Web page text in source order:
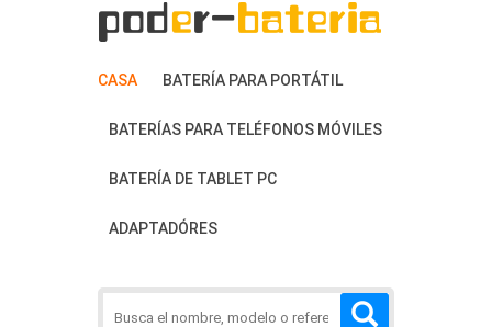
CASA BATERÍA PARA PORTÁTIL
BATERÍAS PARA TELÉFONOS MÓVILES
BATERÍA DE TABLET PC
ADAPTADÓRES